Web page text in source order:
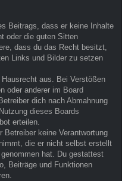
Beitrags, dass er keine Inhalte
oder die guten Sitten
dass du das Recht besitzt,
Links und Bilder zu setzen
aus. Bei Verstößen
oder anderer im Board
dich nach Abmahnung
dieses Boards
erteilen.
keine Verantwortung
die er nicht selbst erstellt
hat. Du gestattest
Beiträge und Funktionen